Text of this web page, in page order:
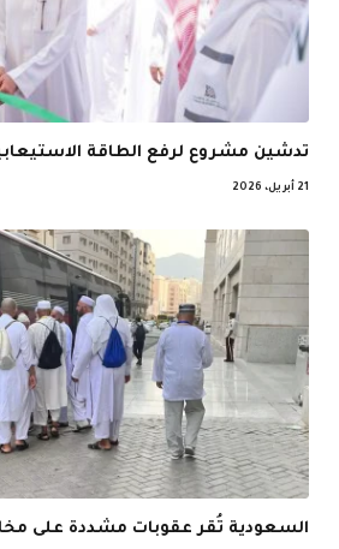
تدشين مشروع لرفع الطاقة
21 أبريل، 2026
السعودية تُقر عقوبات مشددة على